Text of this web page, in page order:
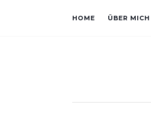
HOME ÜBER MICH